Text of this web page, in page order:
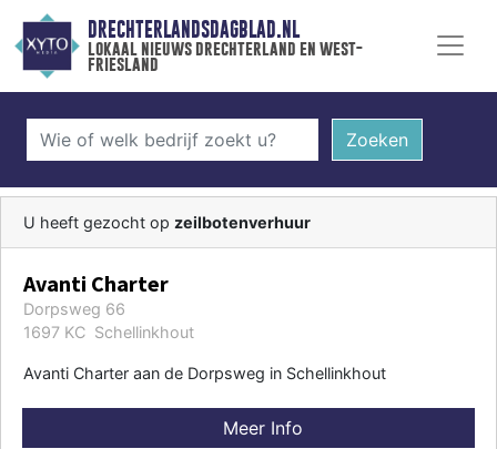
DRECHTERLANDSDAGBLAD.NL
lokaal nieuws drechterland en west-
friesland
Zoeken
U heeft gezocht op zeilbotenverhuur
Avanti Charter
Dorpsweg 66
1697 KC Schellinkhout
Avanti Charter aan de Dorpsweg in Schellinkhout
Meer Info